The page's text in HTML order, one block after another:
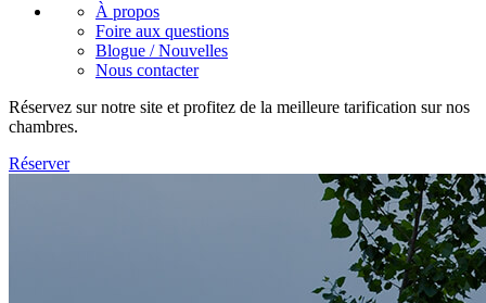
À propos
Foire aux questions
Blogue / Nouvelles
Nous contacter
Réservez sur notre site et profitez de la meilleure tarification sur nos
chambres.
Réserver